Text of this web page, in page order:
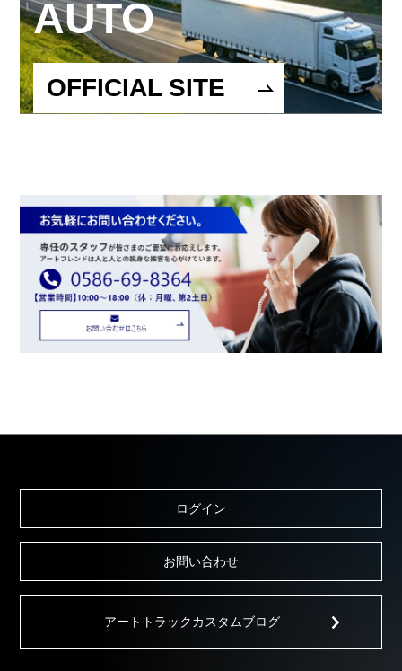
AUTO
OFFICIAL SITE
ログイン
お問い合わせ
アートトラックカスタムブログ